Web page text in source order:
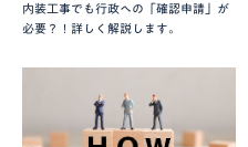
内装工事でも行政への「確認申請」が
必要？！詳しく解説します。